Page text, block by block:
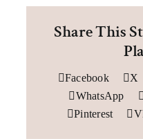
Share This
Facebook X
WhatsApp
Pinterest